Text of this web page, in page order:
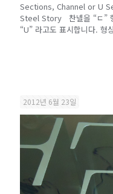
Sections, Channel or U
Steel Story 찬넬을 “ㄷ”
“U” 라고도 표시합니다. 형
2012년 6월 23일